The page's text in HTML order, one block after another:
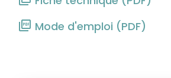
Mode d'emploi (PDF)